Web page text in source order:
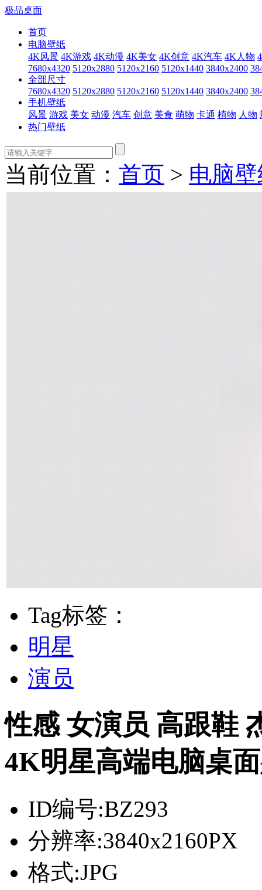
极品桌面
首页
电脑壁纸
4K风景 4K游戏 4K动漫 4K美女 4K创意 4K汽车 4K人物
7680x4320 5120x2880 5120x2160 5120x1440 3840x2400
全部尺寸
7680x4320 5120x2880 5120x2160 5120x1440 3840x2400
手机壁纸
风景 游戏 美女 动漫 汽车 创意 美食 萌物 卡通 植物 人物
热门壁纸
当前位置： 首页 > 电脑
Tag标签：
明星
演员
性感 女演员 高跟鞋
4K明星高端电脑桌
ID编号:BZ293
分辨率:3840x2160PX
格式:JPG